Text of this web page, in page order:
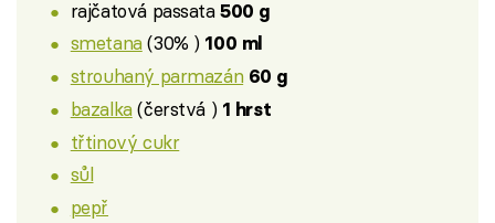
rajčatová passata500 g
smetana(30% ) 100 ml
strouhaný parmazán 60 g
bazalka(čerstvá ) 1 hrst
třtinový cukr
sůl
pepř